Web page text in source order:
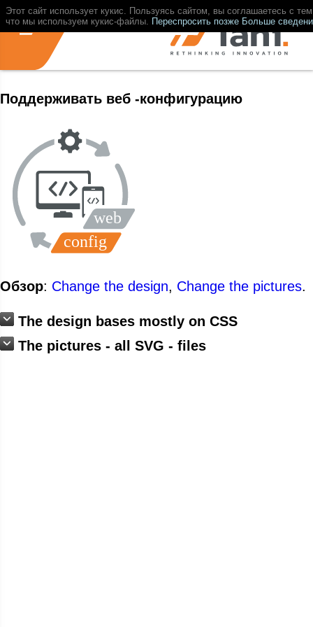
Этот сайт использует кукис. Пользуясь сайтом, вы соглашаетесь с
что мы используем кукис-файлы. Переспросить позже Больше
Поддерживать веб -конфигурацию
Обзор: Change the design, Change the pictures.
The design bases mostly on CSS
The pictures - all SVG - files